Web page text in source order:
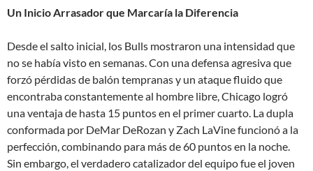
Un Inicio Arrasador que Marcaría la Diferencia
Desde el salto inicial, los Bulls mostraron una intensidad que
no se había visto en semanas. Con una defensa agresiva que
forzó pérdidas de balón tempranas y un ataque fluido que
encontraba constantemente al hombre libre, Chicago logró
una ventaja de hasta 15 puntos en el primer cuarto. La dupla
conformada por DeMar DeRozan y Zach LaVine funcionó a la
perfección, combinando para más de 60 puntos en la noche.
Sin embargo, el verdadero catalizador del equipo fue el joven